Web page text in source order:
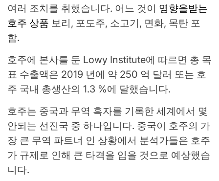
여러 조치를 취했습니다. 어느 것이 영향을받는
호주 상품 보리, 포도주, 소고기, 면화, 목탄 포
함.
호주에 본사를 둔 Lowy Institute에 따르면 총 목
표 수출액은 2019 년에 약 250 억 달러 또는 호
주 국내 총생산의 1.3 %에 달했습니다.
호주는 중국과 무역 흑자를 기록한 세계에서 몇
안되는 선진국 중 하나입니다. 중국이 호주의 가
장 큰 무역 파트너 인 상황에서 분석가들은 호주
가 규제로 인해 큰 타격을 입을 것으로 예상했습
니다.